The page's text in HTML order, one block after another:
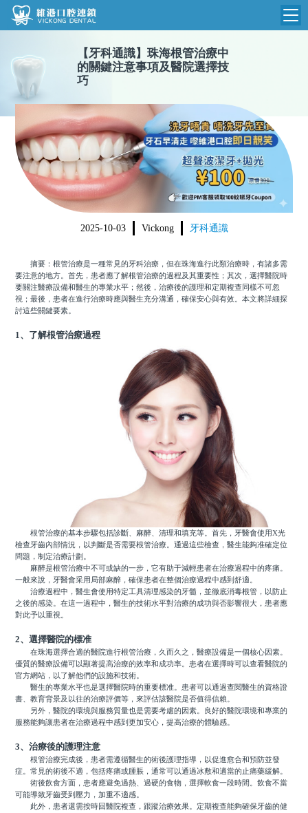
維港首頁
品牌介紹
環境設備
醫院新聞
收費標準
N
收費總表
植牙收費
根管收費
美學收費
箍牙收費
醫生團隊
門診時間
【 牙科通識】 珠海根管治療中
的關鍵注意事項及醫院選擇技
巧
2025-10-03 Vickong 牙科通識
摘要：根管治療是一種常見的牙科治療，但在珠海進行此類治療時，有諸多需
要注意的地方。首先，患者應了解根管治療的過程及其重要性；其次，選擇醫院時
要關注醫療設備和醫生的專業水平；然後，治療後的護理和定期複查同樣不可忽
視；最後，患者在進行治療時應與醫生充分溝通，確保安心與有效。本文將詳細探
討這些關鍵要素。
1、了解根管治療過程
根管治療的基本步驟包括診斷、麻醉、清理和填充等。首先，牙醫會使用X光
檢查牙齒內部情況，以判斷是否需要根管治療。通過這些檢查，醫生能夠准確定位
問題，制定治療計劃。
麻醉是根管治療中不可或缺的一步，它有助于減輕患者在治療過程中的疼痛。
一般來說，牙醫會采用局部麻醉，確保患者在整個治療過程中感到舒適。
治療過程中，醫生會使用特定工具清理感染的牙髓，並徹底消毒根管，以防止
之後的感染。在這一過程中，醫生的技術水平對治療的成功與否影響很大，患者應
對此予以重視。
2、選擇醫院的標准
在珠海選擇合適的醫院進行根管治療，久而久之，醫療設備是一個核心因素。
優質的醫療設備可以顯著提高治療的效率和成功率。患者在選擇時可以查看醫院的
官方網站，以了解他們的設施和技術。
醫生的專業水平也是選擇醫院時的重要標准。患者可以通過查閱醫生的資格證
書、教育背景及以往的治療評價等，來評估該醫院是否值得信賴。
另外，醫院的環境與服務質量也是需要考慮的因素。良好的醫院環境和專業的
服務能夠讓患者在治療過程中感到更加安心，提高治療的體驗感。
3、治療後的護理注意
根管治療完成後，患者需遵循醫生的術後護理指導，以促進愈合和預防並發
症。常見的術後不適，包括疼痛或腫脹，通常可以通過冰敷和適當的止痛藥緩解。
術後飲食方面，患者應避免過熱、過硬的食物，選擇軟食一段時間。飲食不當
可能導致牙齒受到壓力，加重不適感。
此外，患者還需按時回醫院複查，跟蹤治療效果。定期複查能夠確保牙齒的健